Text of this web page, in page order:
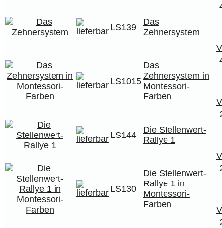
LS139
Das
Zehnersystem
LS1015
Das
Zehnersystem in
Montessori-
Farben
LS144
Die Stellenwert-
Rallye 1
LS130
Die Stellenwert-
Rallye 1 in
Montessori-
Farben